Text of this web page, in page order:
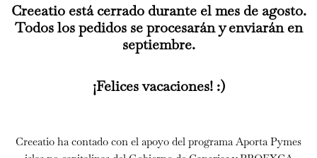
Creeatio está cerrado durante el mes de agosto.
Todos los pedidos se procesarán y enviarán en
septiembre.
¡Felices vacaciones! :)
Creeatio ha contado con el apoyo del programa Aporta Pymes